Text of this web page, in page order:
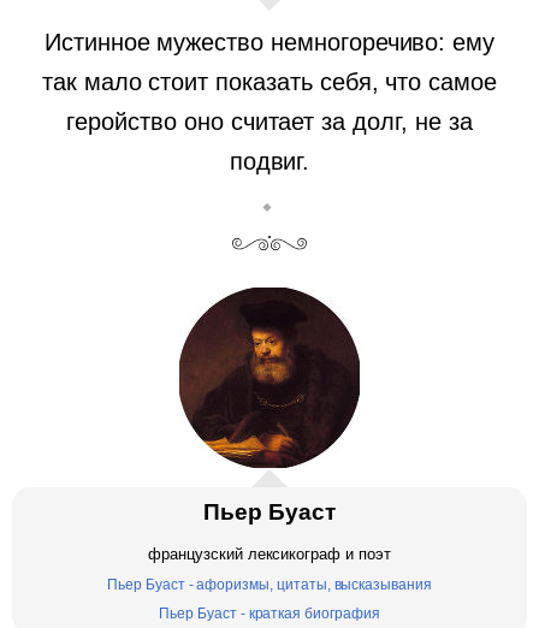
Истинное мужество немногоречиво: ему
так мало стоит показать себя, что самое
геройство оно считает за долг, не за
подвиг.
Пьер Буаст
французский лексикограф и поэт
Пьер Буаст - афоризмы, цитаты, высказывания
Пьер Буаст - краткая биография